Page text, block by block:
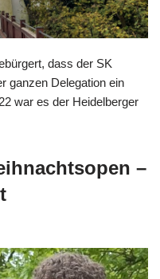
dass der SK
ganzen Delegation ein
war es der Heidelberger
–